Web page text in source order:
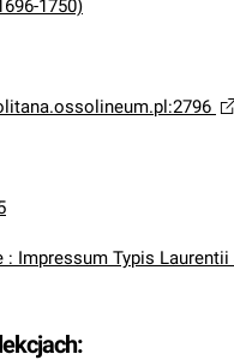
1750)
Impressum Typis Laurentii